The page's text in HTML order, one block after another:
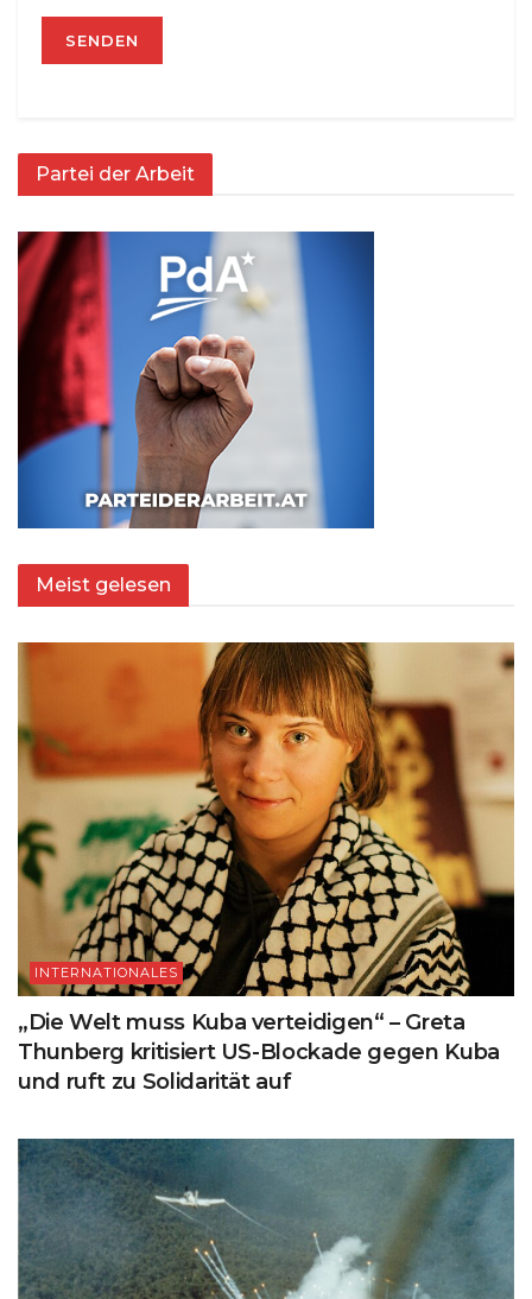
Partei der Arbeit
Meist gelesen
INTERNATIONALES
„Die Welt muss Kuba verteidigen“ – Greta
Thunberg kritisiert US-Blockade gegen Kuba
und ruft zu Solidarität auf